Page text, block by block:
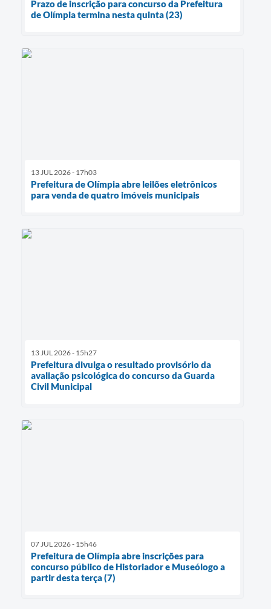
Prazo de inscrição para concurso da Prefeitura
de Olímpia termina nesta quinta (23)
13 JUL 2026 - 17h03
Prefeitura de Olímpia abre leilões eletrônicos
para venda de quatro imóveis municipais
13 JUL 2026 - 15h27
Prefeitura divulga o resultado provisório da
avaliação psicológica do concurso da Guarda
Civil Municipal
07 JUL 2026 - 15h46
Prefeitura de Olímpia abre inscrições para
concurso público de Historiador e Museólogo a
partir desta terça (7)